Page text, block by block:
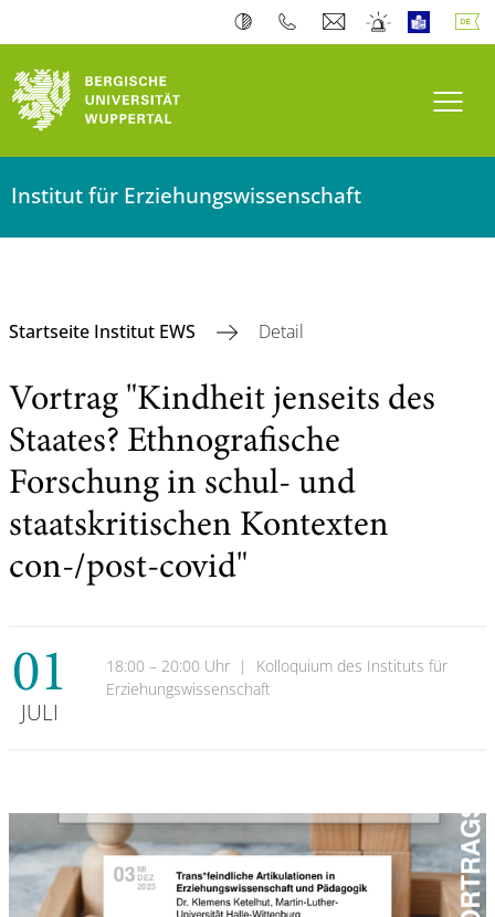
Institut für Erziehungswissenschaft
Startseite Institut EWS Detail
Vortrag "Kindheit jenseits des
Staates? Ethnografische
Forschung in schul- und
staatskritischen Kontexten
con-/post-covid"
01
JULI
18:00 – 20:00 Uhr |
Kolloquium des Instituts für
Erziehungswissenschaft